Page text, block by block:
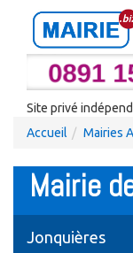
Site privé
Accueil
Mairies
Mairie
Jonquières